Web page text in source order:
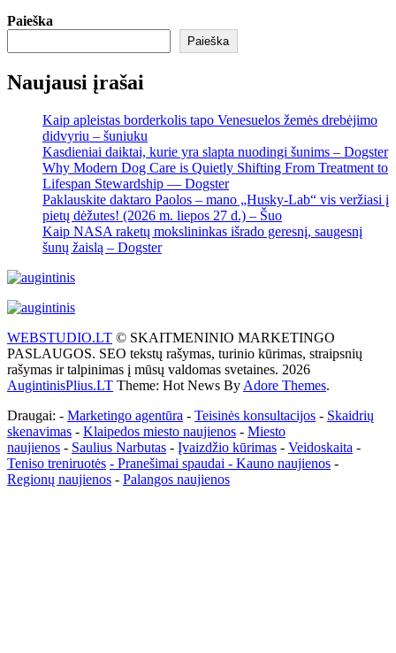
Paieška
Paieška
Naujausi įrašai
Kaip apleistas borderkolis tapo Venesuelos žemės drebėjimo
didvyriu – šuniuku
Kasdieniai daiktai, kurie yra slapta nuodingi šunims – Dogster
Why Modern Dog Care is Quietly Shifting From Treatment to
Lifespan Stewardship — Dogster
Paklauskite daktaro Paolos – mano „Husky-Lab“ vis veržiasi į
pietų dėžutes! (2026 m. liepos 27 d.) – Šuo
Kaip NASA raketų mokslininkas išrado geresnį, saugesnį
šunų žaislą – Dogster
WEBSTUDIO.LT © SKAITMENINIO MARKETINGO
PASLAUGOS. SEO tekstų rašymas, turinio kūrimas, straipsnių
rašymas ir talpinimas į mūsų valdomas svetaines. 2026
AugintinisPlius.LT Theme: Hot News By Adore Themes.
Draugai: - Marketingo agentūra - Teisinės konsultacijos - Skaidrių
skenavimas - Klaipedos miesto naujienos - Miesto
naujienos - Saulius Narbutas - Įvaizdžio kūrimas - Veidoskaita -
Teniso treniruotės - Pranešimai spaudai - Kauno naujienos -
Regionų naujienos - Palangos naujienos